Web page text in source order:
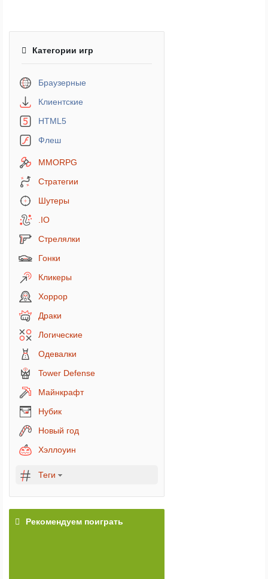
Категории игр
Браузерные
Клиентские
HTML5
Флеш
MMORPG
Стратегии
Шутеры
.IO
Стрелялки
Гонки
Кликеры
Хоррор
Драки
Логические
Одевалки
Tower Defense
Майнкрафт
Нубик
Новый год
Хэллоуин
Теги
Рекомендуем поиграть